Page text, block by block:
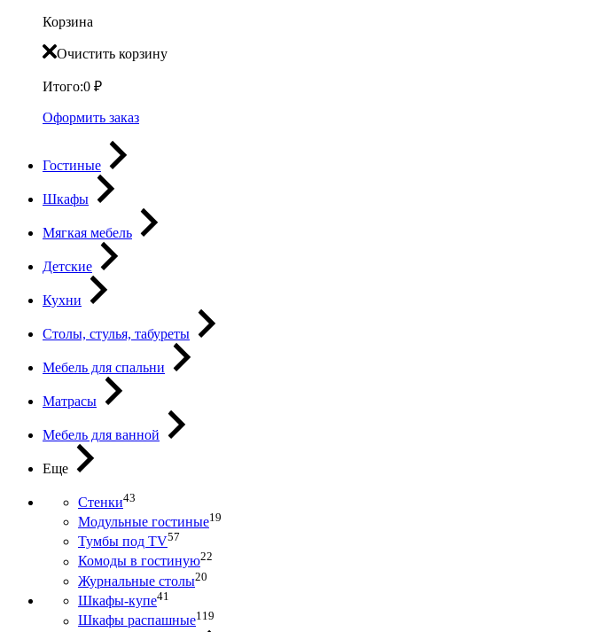
Корзина
Очистить корзину
Итого:0 ₽
Оформить заказ
Гостиные
Шкафы
Мягкая мебель
Детские
Кухни
Столы, стулья, табуреты
Мебель для спальни
Матрасы
Мебель для ванной
Еще
Стенки43
Модульные гостиные19
Тумбы под ТV57
Комоды в гостиную22
Журнальные столы20
Шкафы-купе41
Шкафы распашные119